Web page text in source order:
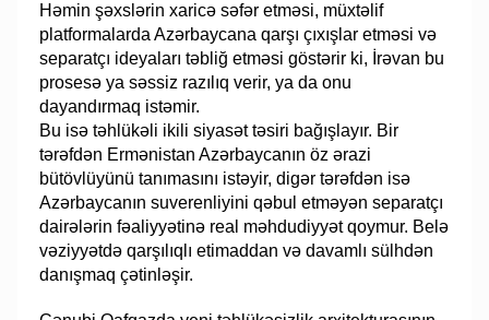
Həmin şəxslərin xaricə səfər etməsi, müxtəlif
platformalarda Azərbaycana qarşı çıxışlar etməsi və
separatçı ideyaları təbliğ etməsi göstərir ki, İrəvan bu
prosesə ya səssiz razılıq verir, ya da onu
dayandırmaq istəmir.
Bu isə təhlükəli ikili siyasət təsiri bağışlayır. Bir
tərəfdən Ermənistan Azərbaycanın öz ərazi
bütövlüyünü tanımasını istəyir, digər tərəfdən isə
Azərbaycanın suverenliyini qəbul etməyən separatçı
dairələrin fəaliyyətinə real məhdudiyyət qoymur. Belə
vəziyyətdə qarşılıqlı etimaddan və davamlı sülhdən
danışmaq çətinləşir.